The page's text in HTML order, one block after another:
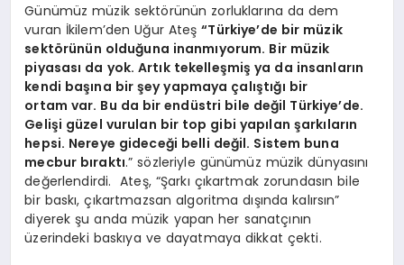
Günümüz müzik sektörünün zorluklarına da dem
vuran İkilem’den Uğur Ateş“Türkiye’de bir müzik
sektörünün olduğuna inanmıyorum. Bir müzik
piyasası da yok. Artık tekelleşmiş ya da insanların
kendi başına bir şey yapmaya çalıştığı bir
ortam var. Bu da bir endüstri bile değil Türkiye’de.
Gelişi güzel vurulan bir top gibi yapılan şarkıların
hepsi. Nereye gideceği belli değil. Sistem buna
mecbur bıraktı.” sözleriyle günümüz müzik dünyasını
değerlendirdi. Ateş, “Şarkı çıkartmak zorundasın bile
bir baskı, çıkartmazsan algoritma dışında kalırsın”
diyerek şu anda müzik yapan her sanatçının
üzerindeki baskıya ve dayatmaya dikkat çekti.